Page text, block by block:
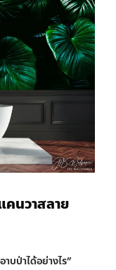
คนวาสลาย
บป่าได้อย่างไร”